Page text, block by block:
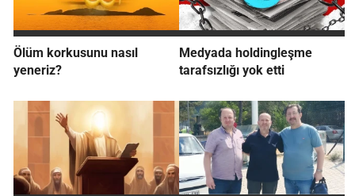
Ölüm korkusunu nasıl
yeneriz?
Medyada holdingleşme
tarafsızlığı yok etti